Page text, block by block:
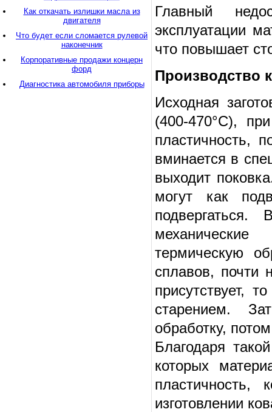
Главный
эксплуатации
что повышает
Производство
Исходная
(400-470°С),
пластичность,
вминается в
выходит
могут как
термическую
сплавов, почти
присутствует,
старением.
обработку,
Благодаря
которых
изготовлении
Как откачать излишки масла из
двигателя
Что будет если сломается рулевой
наконечник
Корпоративные продажи концерн
форд
Диагностика автомобиля приборы